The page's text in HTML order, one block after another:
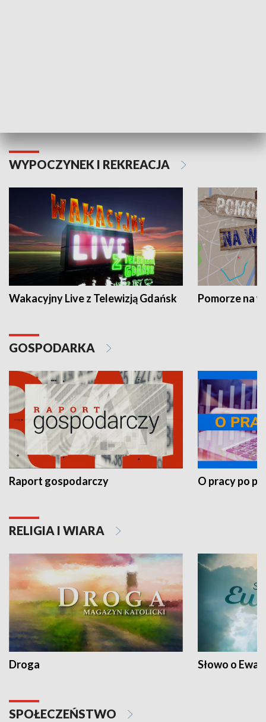
WYPOCZYNEK I REKREACJA
Wakacyjny Live z Telewizją Gdańsk Pomorze na
GOSPODARKA
Raport gospodarczy O pracy po
RELIGIA I WIARA
Droga Słowo o
SPOŁECZEŃSTWO